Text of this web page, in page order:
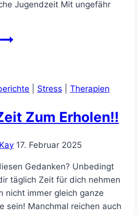
Jugendzeit Mit ungefähr
Meine
–
On-
Beziehung
der
Pubertät
Stress Therapien
Zum Erholen!!
17. Februar 2025
Gedanken? Unbedingt
täglich Zeit für dich nehmen
nicht immer gleich ganze
sein! Manchmal reichen auch